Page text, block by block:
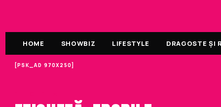
HOME SHOWBIZ LIFESTYLE DRAGOSTE ȘI
[PSK_AD 970X250]